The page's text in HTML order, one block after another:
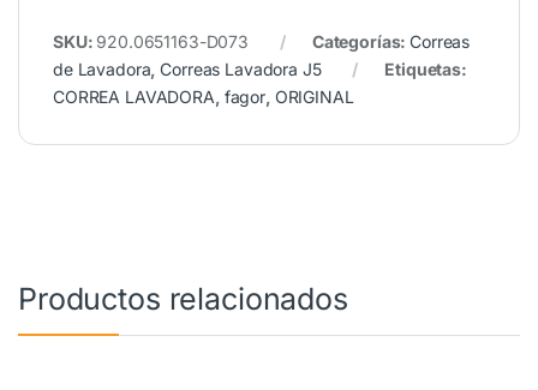
SKU: 920.0651163-D073 Categorías:Correas
de Lavadora,Correas Lavadora J5
Etiquetas:
CORREA LAVADORA, fagor, ORIGINAL
Productos relacionados